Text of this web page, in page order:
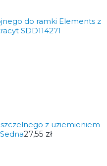
do ramki Elements z
SDD114271
z uziemieniem
27,55 zł